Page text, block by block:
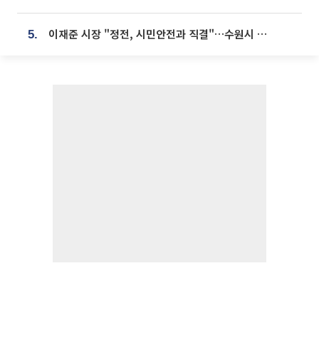
5. 이재준 시장 "정전, 시민안전과 직결"…수원시 비상대응체계 가동